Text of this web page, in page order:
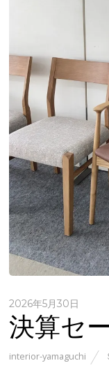
2026年5月30日
決算セ
interior-yamaguchi